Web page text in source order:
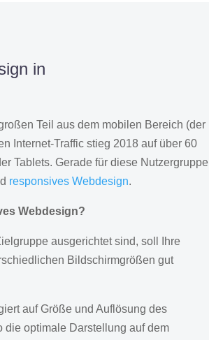
in
Teil aus dem mobilen Bereich (der
Internet-Traffic stieg 2018 auf über 60
Tablets. Gerade für diese Nutzergruppe
responsives Webdesign.
Webdesign?
ausgerichtet sind, soll Ihre
Bildschirmgrößen gut
auf Größe und Auflösung des
die optimale Darstellung auf dem